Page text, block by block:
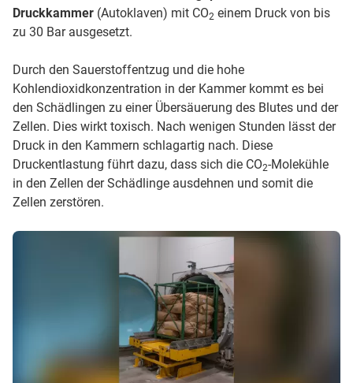
Druckkammer (Autoklaven) mit CO2 einem Druck von bis
zu 30 Bar ausgesetzt.
Durch den Sauerstoffentzug und die hohe
Kohlendioxidkonzentration in der Kammer kommt es bei
den Schädlingen zu einer Übersäuerung des Blutes und der
Zellen. Dies wirkt toxisch. Nach wenigen Stunden lässt der
Druck in den Kammern schlagartig nach. Diese
Druckentlastung führt dazu, dass sich die CO2-Molekühle
in den Zellen der Schädlinge ausdehnen und somit die
Zellen zerstören.